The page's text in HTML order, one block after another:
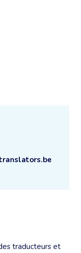
traducteurs et